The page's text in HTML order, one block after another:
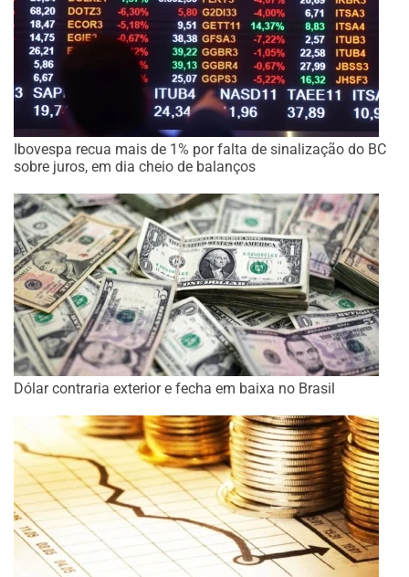
Ibovespa recua mais de 1% por falta de sinalização do BC
sobre juros, em dia cheio de balanços
Dólar contraria exterior e fecha em baixa no Brasil